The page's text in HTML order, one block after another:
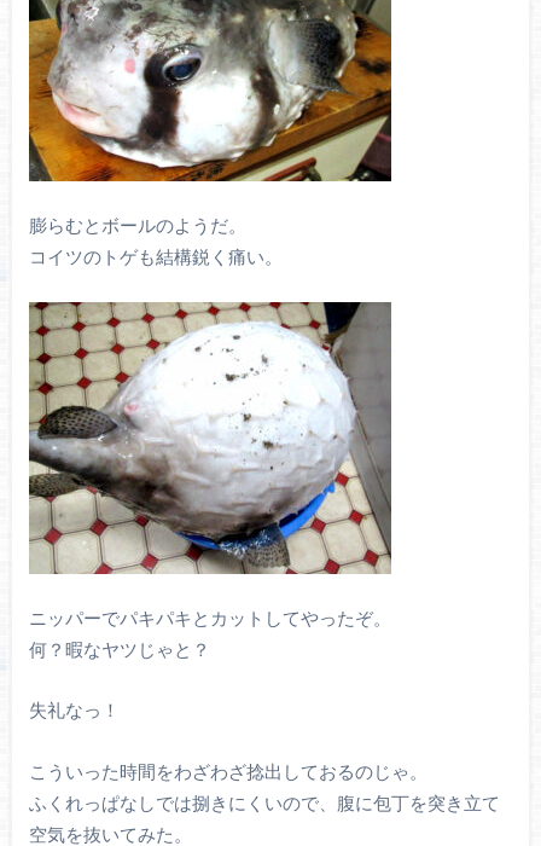
膨らむとボールのようだ。
コイツのトゲも結構鋭く痛い。
ニッパーでパキパキとカットしてやったぞ。
何？暇なヤツじゃと？
失礼なっ！
こういった時間をわざわざ捻出しておるのじゃ。
ふくれっぱなしでは捌きにくいので、腹に包丁を突き立て
空気を抜いてみた。